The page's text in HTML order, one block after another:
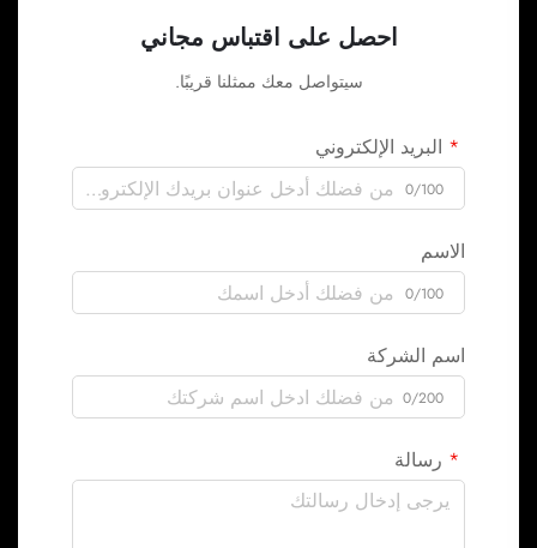
احصل على اقتباس مجاني
سيتواصل معك ممثلنا قريبًا.
البريد الإلكتروني
0/100
الاسم
0/100
اسم الشركة
0/200
رسالة